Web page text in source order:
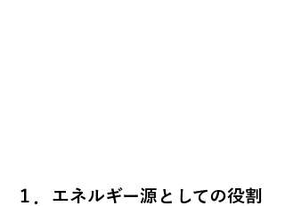
１．エネルギー源としての役割